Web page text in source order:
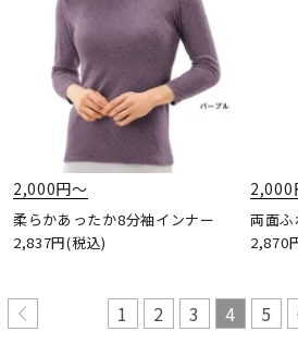
2,000円〜
柔らかあったか8分袖インナー
2,837円(税込)
2,000
両面
2,870
1 2 3 4 5